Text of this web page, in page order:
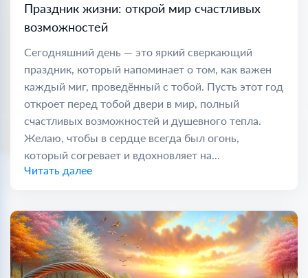
Праздник жизни: открой мир счастливых
возможностей
Сегодняшний день — это яркий сверкающий
праздник, который напоминает о том, как важен
каждый миг, проведённый с тобой. Пусть этот год
откроет перед тобой двери в мир, полный
счастливых возможностей и душевного тепла.
Желаю, чтобы в сердце всегда был огонь,
который согревает и вдохновляет на...
Читать далее